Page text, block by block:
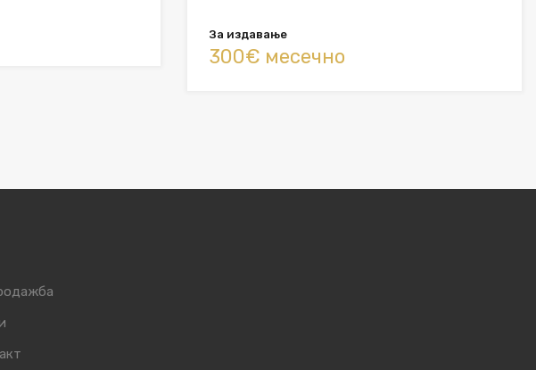
За издавање
300€ месечно